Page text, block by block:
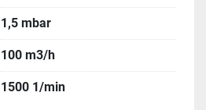
1,5 mbar
100 m3/h
1500 1/min